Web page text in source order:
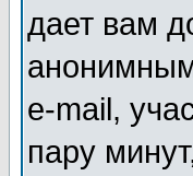
дает вам
e-mail,
пару